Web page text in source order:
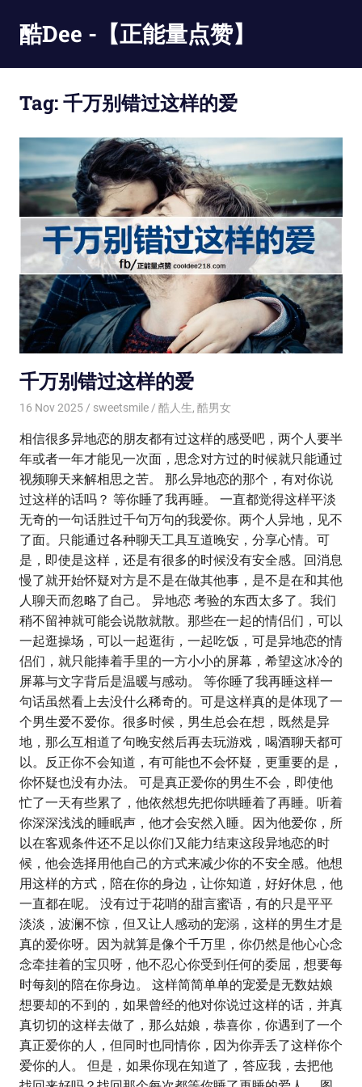
content
酷Dee -【正能量点赞】
最
有
更
酷
Tag:千万别错过这样的爱
千万别错过这样的爱
16 Nov 2025 sweetsmile 酷人生, 酷男女
相信很多异地恋的朋友都有过这样的感受吧，两个人要半
年或者一年才能见一次面，思念对方过的时候就只能通过
视频聊天来解相思之苦。 那么异地恋的那个，有对你说
过这样的话吗？ 等你睡了我再睡。 一直都觉得这样平淡
无奇的一句话胜过千句万句的我爱你。两个人异地，见不
了面。只能通过各种聊天工具互道晚安，分享心情。可
是，即使是这样，还是有很多的时候没有安全感。回消息
慢了就开始怀疑对方是不是在做其他事，是不是在和其他
人聊天而忽略了自己。 异地恋 考验的东西太多了。我们
稍不留神就可能会说散就散。那些在一起的情侣们，可以
一起逛操场，可以一起逛街，一起吃饭，可是异地恋的情
侣们，就只能捧着手里的一方小小的屏幕，希望这冰冷的
屏幕与文字背后是温暖与感动。 等你睡了我再睡这样一
句话虽然看上去没什么稀奇的。可是这样真的是体现了一
个男生爱不爱你。很多时候，男生总会在想，既然是异
地，那么互相道了句晚安然后再去玩游戏，喝酒聊天都可
以。反正你不会知道，有可能也不会怀疑，更重要的是，
你怀疑也没有办法。 可是真正爱你的男生不会，即使他
忙了一天有些累了，他依然想先把你哄睡着了再睡。听着
你深深浅浅的睡眠声，他才会安然入睡。因为他爱你，所
以在客观条件还不足以你们又能力结束这段异地恋的时
候，他会选择用他自己的方式来减少你的不安全感。他想
用这样的方式，陪在你的身边，让你知道，好好休息，他
一直都在呢。 没有过于花哨的甜言蜜语，有的只是平平
淡淡，波澜不惊，但又让人感动的宠溺，这样的男生才是
真的爱你呀。因为就算是像个千万里，你仍然是他心心念
念牵挂着的宝贝呀，他不忍心你受到任何的委屈，想要每
时每刻的陪在你身边。 这样简简单单的宠爱是无数姑娘
想要却的不到的，如果曾经的他对你说过这样的话，并真
真切切的这样去做了，那么姑娘，恭喜你，你遇到了一个
真正爱你的人，但同时也同情你，因为你弄丢了这样你个
爱你的人。 但是，如果你现在知道了，答应我，去把他